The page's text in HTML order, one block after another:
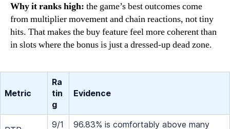
Why it ranks high: the game’s best outcomes come
from multiplier movement and chain reactions, not tiny
hits. That makes the buy feature feel more coherent than
in slots where the bonus is just a dressed-up dead zone.
Metric
Ra
tin
g
Evidence
9/1
96.83% is comfortably above many